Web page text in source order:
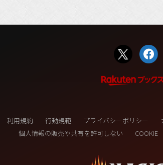
利用規約 行動規範 プライバシーポリシー
個人情報の販売や共有を許可しない
COOKIE